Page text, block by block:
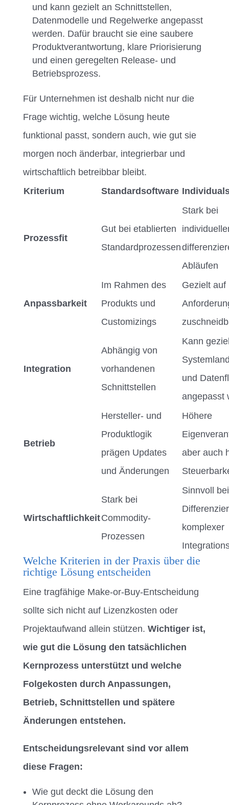
und kann gezielt an Schnittstellen,
Datenmodelle und Regelwerke angepasst
werden. Dafür braucht sie eine saubere
Produktverantwortung, klare Priorisierung
und einen geregelten Release- und
Betriebsprozess.
Für Unternehmen ist deshalb nicht nur die
Frage wichtig, welche Lösung heute
funktional passt, sondern auch, wie gut sie
morgen noch änderbar, integrierbar und
wirtschaftlich betreibbar bleibt.
Kriterium
Standardsoftware
Prozessfit
Gut bei etablierten
Standardprozessen
Stark bei
Abläufen
Anpassbarkeit
Im Rahmen des
Produkts und
Customizings
Gezielt auf
Integration
Abhängig von
vorhandenen
Schnittstellen
Kann
und
angepasst
Betrieb
Hersteller- und
Produktlogik
prägen Updates
und Änderungen
Höhere
aber auch
Wirtschaftlichkeit
Stark bei
Commodity-
Prozessen
Sinnvoll
komplexer
Welche Kriterien in der Praxis über die
richtige Lösung entscheiden
Eine tragfähige Make-or-Buy-Entscheidung
sollte sich nicht auf Lizenzkosten oder
Projektaufwand allein stützen. Wichtiger ist,
wie gut die Lösung den tatsächlichen
Kernprozess unterstützt und welche
Folgekosten durch Anpassungen,
Betrieb, Schnittstellen und spätere
Änderungen entstehen.
Entscheidungsrelevant sind vor allem
diese Fragen:
Wie gut deckt die Lösung den